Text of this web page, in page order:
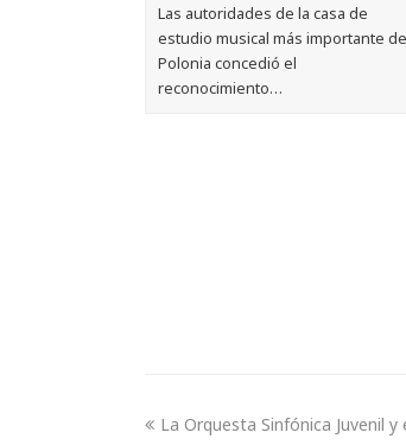
Las autoridades de la casa de
estudio musical más importante de
Polonia concedió el
reconocimiento…
La Orquesta Sinfónica Juvenil